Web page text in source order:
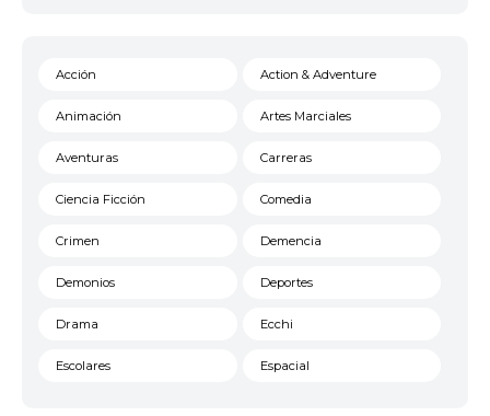
Acción Action & Adventure
Animación Artes Marciales
Aventuras Carreras
Ciencia Ficción Comedia
Crimen Demencia
Demonios Deportes
Drama Ecchi
Escolares Espacial